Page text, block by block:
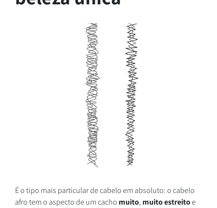
É o tipo mais particular de cabelo em absoluto: o cabelo
afro tem o aspecto de um cacho muito, muitoestreitoe